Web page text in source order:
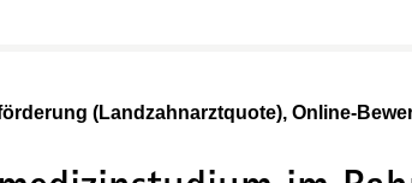
(Landzahnarztquote), Online-